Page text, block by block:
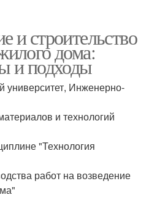
и строительство
дома:
и подходы
Инженерно-
и технологий
"Технология
работ на возведение